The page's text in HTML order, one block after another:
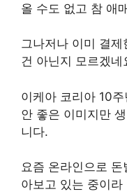
올 수도 없고 참 애
그나저나 이미 결
건 아닌지 모르겠네
이케아 코리아 10
안 좋은 이미지만
니다.
요즘 온라인으로
아보고 있는 중이